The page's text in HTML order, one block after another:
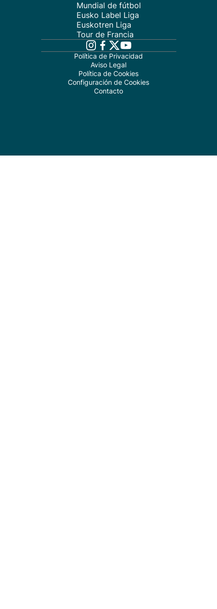
Mundial de fútbol
Eusko Label Liga
Euskotren Liga
Tour de Francia
Política de Privacidad
Aviso Legal
Política de Cookies
Configuración de Cookies
Contacto